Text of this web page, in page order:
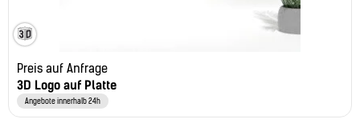
Preis auf Anfrage
3D Logo auf Platte
Angebote innerhalb 24h